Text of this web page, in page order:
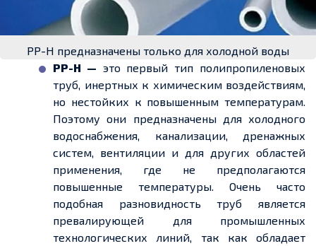
РР-Н предназначены только для холодной воды
РР-Н — это первый тип полипропиленовых
труб, инертных к химическим воздействиям,
но нестойких к повышенным температурам.
Поэтому они предназначены для холодного
водоснабжения, канализации, дренажных
систем, вентиляции и для других областей
применения, где не предполагаются
повышенные температуры. Очень часто
подобная разновидность труб является
превалирующей для промышленных
технологических линий, так как обладает